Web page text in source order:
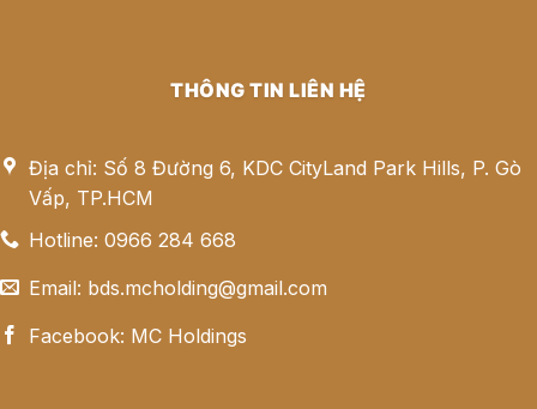
THÔNG TIN LIÊN HỆ
Địa chỉ: Số 8 Đường 6, KDC CityLand Park Hills, P. Gò
Vấp, TP.HCM
Hotline: 0966 284 668
Email: bds.mcholding@gmail.com
Facebook: MC Holdings